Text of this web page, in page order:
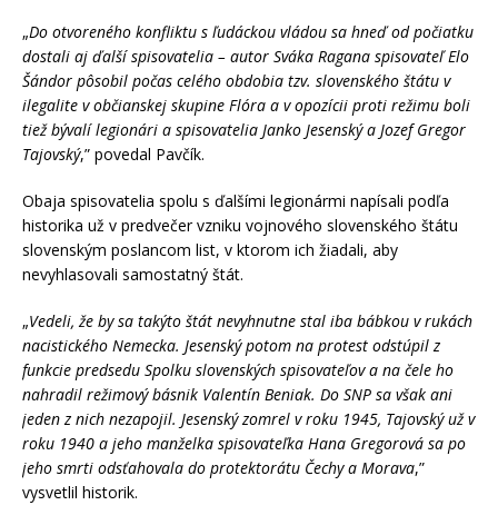
„Do otvoreného konfliktu s ľudáckou vládou sa hneď od počiatku
dostali aj ďalší spisovatelia – autor Sváka Ragana spisovateľ Elo
Šándor pôsobil počas celého obdobia tzv. slovenského štátu v
ilegalite v občianskej skupine Flóra a v opozícii proti režimu boli
tiež bývalí legionári a spisovatelia Janko Jesenský a Jozef Gregor
Tajovský,” povedal Pavčík.
Obaja spisovatelia spolu s ďalšími legionármi napísali podľa
historika už v predvečer vzniku vojnového slovenského štátu
slovenským poslancom list, v ktorom ich žiadali, aby
nevyhlasovali samostatný štát.
„Vedeli, že by sa takýto štát nevyhnutne stal iba bábkou v rukách
nacistického Nemecka. Jesenský potom na protest odstúpil z
funkcie predsedu Spolku slovenských spisovateľov a na čele ho
nahradil režimový básnik Valentín Beniak. Do SNP sa však ani
jeden z nich nezapojil. Jesenský zomrel v roku 1945, Tajovský už v
roku 1940 a jeho manželka spisovateľka Hana Gregorová sa po
jeho smrti odsťahovala do protektorátu Čechy a Morava,”
vysvetlil historik.